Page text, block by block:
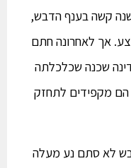
קשה בענף הדבש,
אך לאחרונה חתם
שכנה שכלכלתה
מקפידים לתחזק
לא סתם נע מעלה